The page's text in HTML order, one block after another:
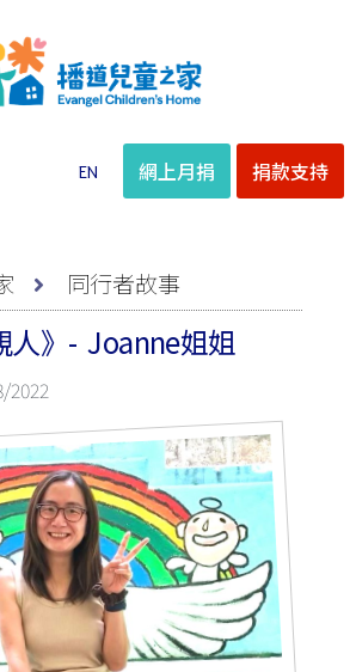
EN 網上月捐 捐款支持
同行者故事
人》- Joanne姐姐
2022